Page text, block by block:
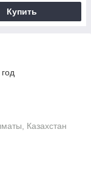
Купить
Казахстан